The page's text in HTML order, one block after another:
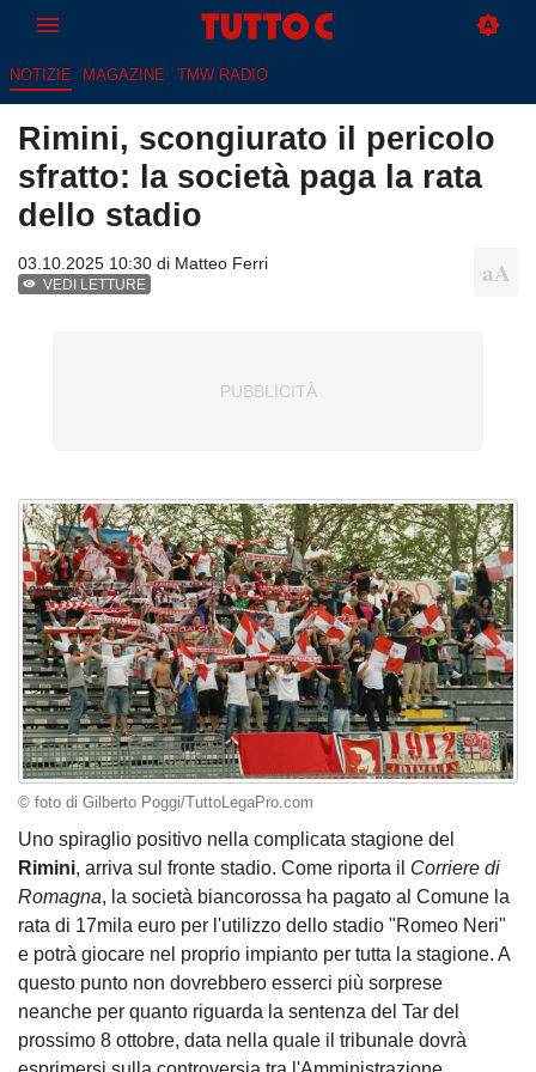
NOTIZIE MAGAZINE TMW RADIO
Rimini, scongiurato il pericolo
sfratto: la società paga la rata
dello stadio
03.10.2025 10:30 di Matteo Ferri
VEDI LETTURE
© foto di Gilberto Poggi/TuttoLegaPro.com
Uno spiraglio positivo nella complicata stagione del
Rimini, arriva sul fronte stadio. Come riporta il Corriere di
Romagna, la società biancorossa ha pagato al Comune la
rata di 17mila euro per l'utilizzo dello stadio "Romeo Neri"
e potrà giocare nel proprio impianto per tutta la stagione. A
questo punto non dovrebbero esserci più sorprese
neanche per quanto riguarda la sentenza del Tar del
prossimo 8 ottobre, data nella quale il tribunale dovrà